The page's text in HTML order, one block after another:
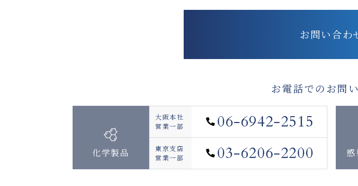
お問い合わ
お電話でのお問
化学製品
大阪本社
営業一部
06-6942-2515
東京支店
営業一部
03-6206-2200 感